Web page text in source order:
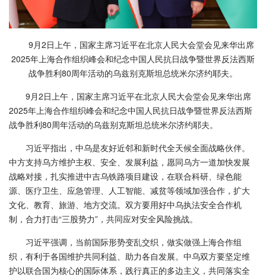
9月2日上午，国家主席习近平在北京人民大会堂会见来华出席
2025年上海合作组织峰会和纪念中国人民抗日战争暨世界反法西斯
战争胜利80周年活动的乌兹别克斯坦总统米尔济约耶夫。
9月2日上午，国家主席习近平在北京人民大会堂会见来华出席
2025年上海合作组织峰会和纪念中国人民抗日战争暨世界反法西斯
战争胜利80周年活动的乌兹别克斯坦总统米尔济约耶夫。
习近平指出，中乌是友好近邻和新时代全天候全面战略伙伴。
中方支持乌方维护主权、安全、发展利益，愿同乌方一道加快发展
战略对接，扎实推进中吉乌铁路项目建设，在联合科研、绿色能
源、医疗卫生、应急管理、人工智能、减贫等领域加强合作，扩大
文化、教育、旅游、地方交流。双方要用好中乌执法安全合作机
制，合力打击“三股势力”，共同应对安全风险挑战。
习近平强调，当前国际形势变乱交织，做实做强上海合作组
织，有利于各国维护共同利益、助力各自发展。中乌双方要坚定维
护以联合国为核心的国际体系，践行真正的多边主义，共同落实全